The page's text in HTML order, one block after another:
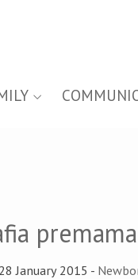
28 January 2015 -